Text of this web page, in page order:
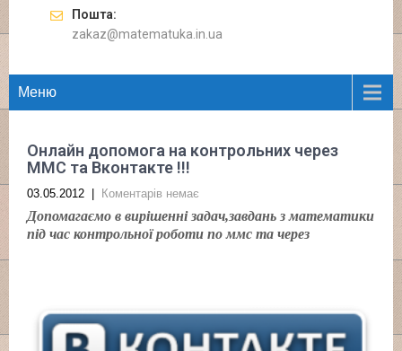
Пошта:
zakaz@matematuka.in.ua
Меню
Онлайн допомога на контрольних через
ММС та Вконтакте !!!
03.05.2012 Коментарів немає
Допомагаємо в вирішенні задач,завдань з математики
під час контрольної роботи по ммс та через